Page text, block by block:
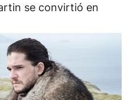
se convirtió en